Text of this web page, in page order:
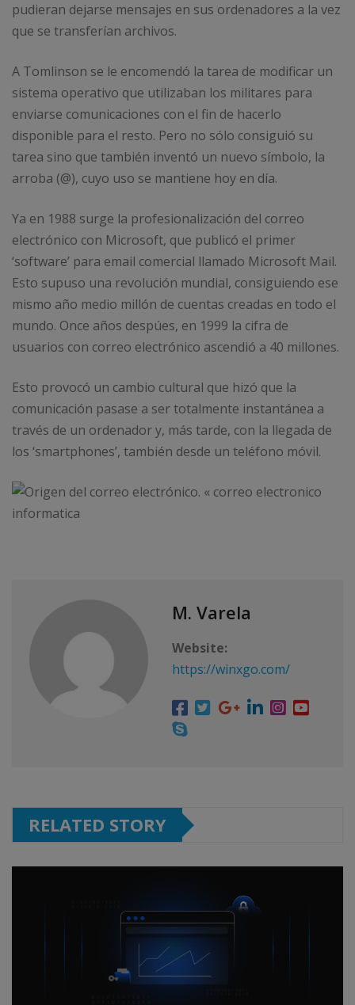
pudieran dejarse mensajes en sus ordenadores a la vez
que se transferían archivos.
A Tomlinson se le encomendó la tarea de modificar un
sistema operativo que utilizaban los militares para
enviarse comunicaciones con el fin de hacerlo
disponible para el resto. Pero no sólo consiguió su
tarea sino que también inventó un nuevo símbolo, la
arroba (@), cuyo uso se mantiene hoy en día.
Ya en 1988 surge la profesionalización del correo
electrónico con Microsoft, que publicó el primer
‘software’ para email comercial llamado Microsoft Mail.
Esto supuso una revolución mundial, consiguiendo ese
mismo año medio millón de cuentas creadas en todo el
mundo. Once años despúes, en 1999 la cifra de
usuarios con correo electrónico ascendió a 40 millones.
Esto provocó un cambio cultural que hizó que la
comunicación pasase a ser totalmente instantánea a
través de un ordenador y, más tarde, con la llegada de
los ‘smartphones’, también desde un teléfono móvil.
M. Varela
Website:
https://winxgo.com/
RELATED STORY